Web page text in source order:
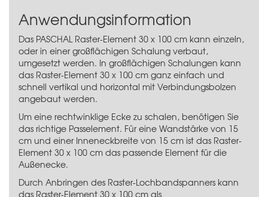
Anwendungsinformation
Das PASCHAL Raster-Element 30 x 100 cm kann einzeln,
oder in einer großflächigen Schalung verbaut,
umgesetzt werden. In großflächigen Schalungen kann
das Raster-Element 30 x 100 cm ganz einfach und
schnell vertikal und horizontal mit Verbindungsbolzen
angebaut werden.
Um eine rechtwinklige Ecke zu schalen, benötigen Sie
das richtige Passelement. Für eine Wandstärke von 15
cm und einer Inneneckbreite von 15 cm ist das Raster-
Element 30 x 100 cm das passende Element für die
Außenecke.
Durch Anbringen des Raster-Lochbandspanners kann
das Raster-Element 30 x 100 cm als